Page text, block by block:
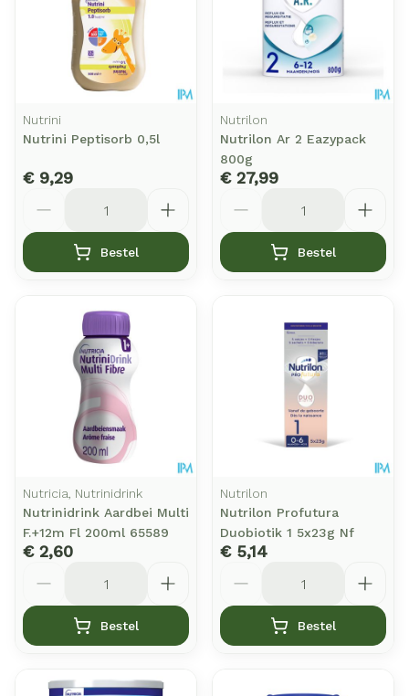
Nutrini
Nutrini Peptisorb 0,5l
€ 9,29
Bestel
Nutrilon
Nutrilon Ar 2 Eazypack
800g
€ 27,99
Bestel
Nutricia, Nutrinidrink
Nutrinidrink Aardbei Multi
F.+12m Fl 200ml 65589
€ 2,60
Bestel
Nutrilon
Nutrilon Profutura
Duobiotik 1 5x23g Nf
€ 5,14
Bestel